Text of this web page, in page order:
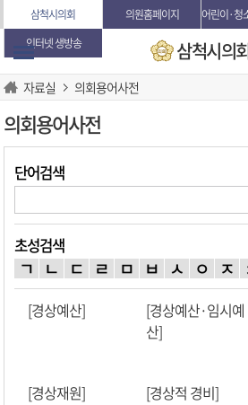
본문바로가기
삼척시의회 의원홈페이지 어린이·청
인터넷 생방송
삼척시의
자료실 의회용어사전
의회용어사전
단어검색
초성검색
ㄱ ㄴ ㄷ ㄹ ㅁ ㅂ ㅅ ㅇ ㅈ
[경상예산]
[경상예산·임시예
산]
[경상재원]
[경상적 경비]